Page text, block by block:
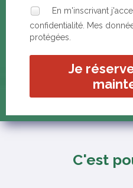
En m'inscrivant
confidentialité. Mes
protégées.
Je
C'est